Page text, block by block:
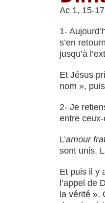
Ac 1, 15-
1-
s’en
jusqu’à
Et Jésus
nom »,
2- Je
entre
L’amour
sont unis.
Et puis il y
l’appel de
la vérité ».